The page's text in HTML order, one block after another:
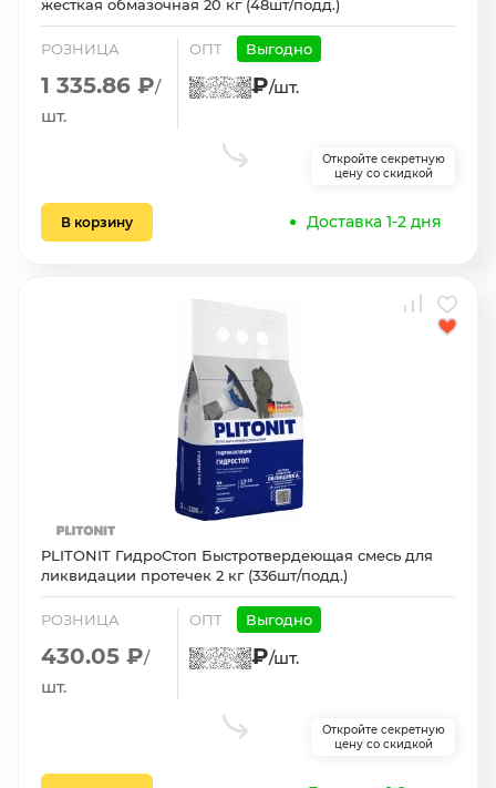
жесткая обмазочная 20 кг (48шт/подд.)
РОЗНИЦА
1 335.86 ₽/
шт.
ОПТ Выгодно
₽/шт.
Откройте секретную
цену со скидкой
В корзину Доставка 1-2 дня
PLITONIT ГидроСтоп Быстротвердеющая смесь для
ликвидации протечек 2 кг (336шт/подд.)
РОЗНИЦА
430.05 ₽/
шт.
ОПТ Выгодно
₽/шт.
Откройте секретную
цену со скидкой